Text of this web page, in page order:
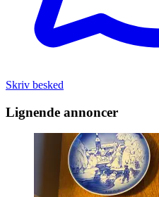
Skriv besked
Lignende annoncer